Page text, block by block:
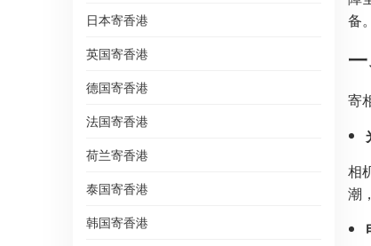
日本寄香港
英国寄香港
德国寄香港
法国寄香港
荷兰寄香港
泰国寄香港
韩国寄香港
备。
寄
相
潮